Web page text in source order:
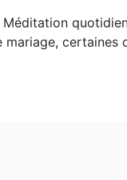
certaines